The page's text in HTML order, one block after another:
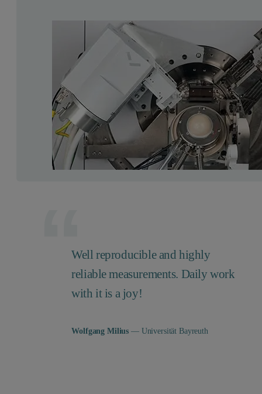
Well reproducible and highly
reliable measurements. Daily work
with it is a joy!
Wolfgang Milius — Universität Bayreuth